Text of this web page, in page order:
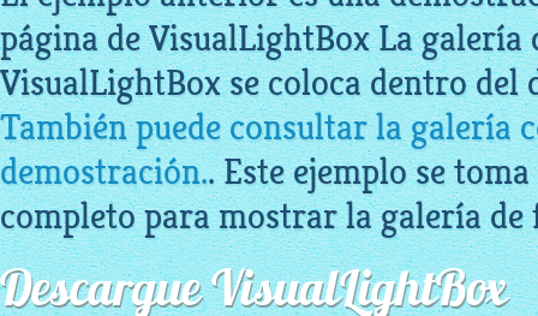
página de VisualLightBox La galería
VisualLightBox se coloca dentro del
También puede consultar la galería
demostración.. Este ejemplo se
completo para mostrar la galería de
Descargue VisualLightBox